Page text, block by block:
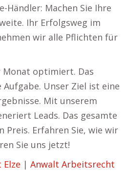
Händler: Machen Sie Ihre
Ihr Erfolgsweg im
wir alle Pflichten für
Monat optimiert. Das
Unser Ziel ist eine
Mit unserem
Leads. Das gesamte
Preis. Erfahren Sie, wie wir
Sie uns jetzt!
| Anwalt Arbeitsrecht